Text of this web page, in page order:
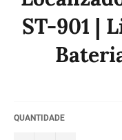
ST-901 |
QUANTIDADE